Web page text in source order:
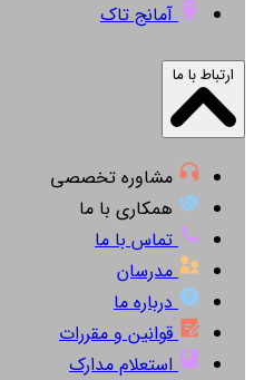
آمانج تاک
ارتباط با ما
مشاوره تخصصی
همکاری با ما
تماس با ما
مدرسان
درباره ما
قوانین و مقررات
استعلام مدارک